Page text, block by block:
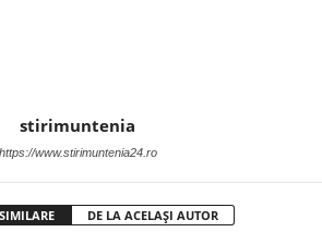
stirimuntenia
https://www.stirimuntenia24.ro
DE LA ACELAȘI AUTOR